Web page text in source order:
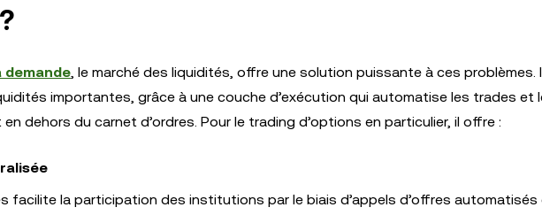
demande, le marché des liquidités, offre une solution puissante à ces problèmes.
importantes, grâce à une couche d’exécution qui automatise les trades et
dehors du carnet d’ordres. Pour le trading d’options en particulier, il offre :
facilite la participation des institutions par le biais d’appels d’offres automatisés